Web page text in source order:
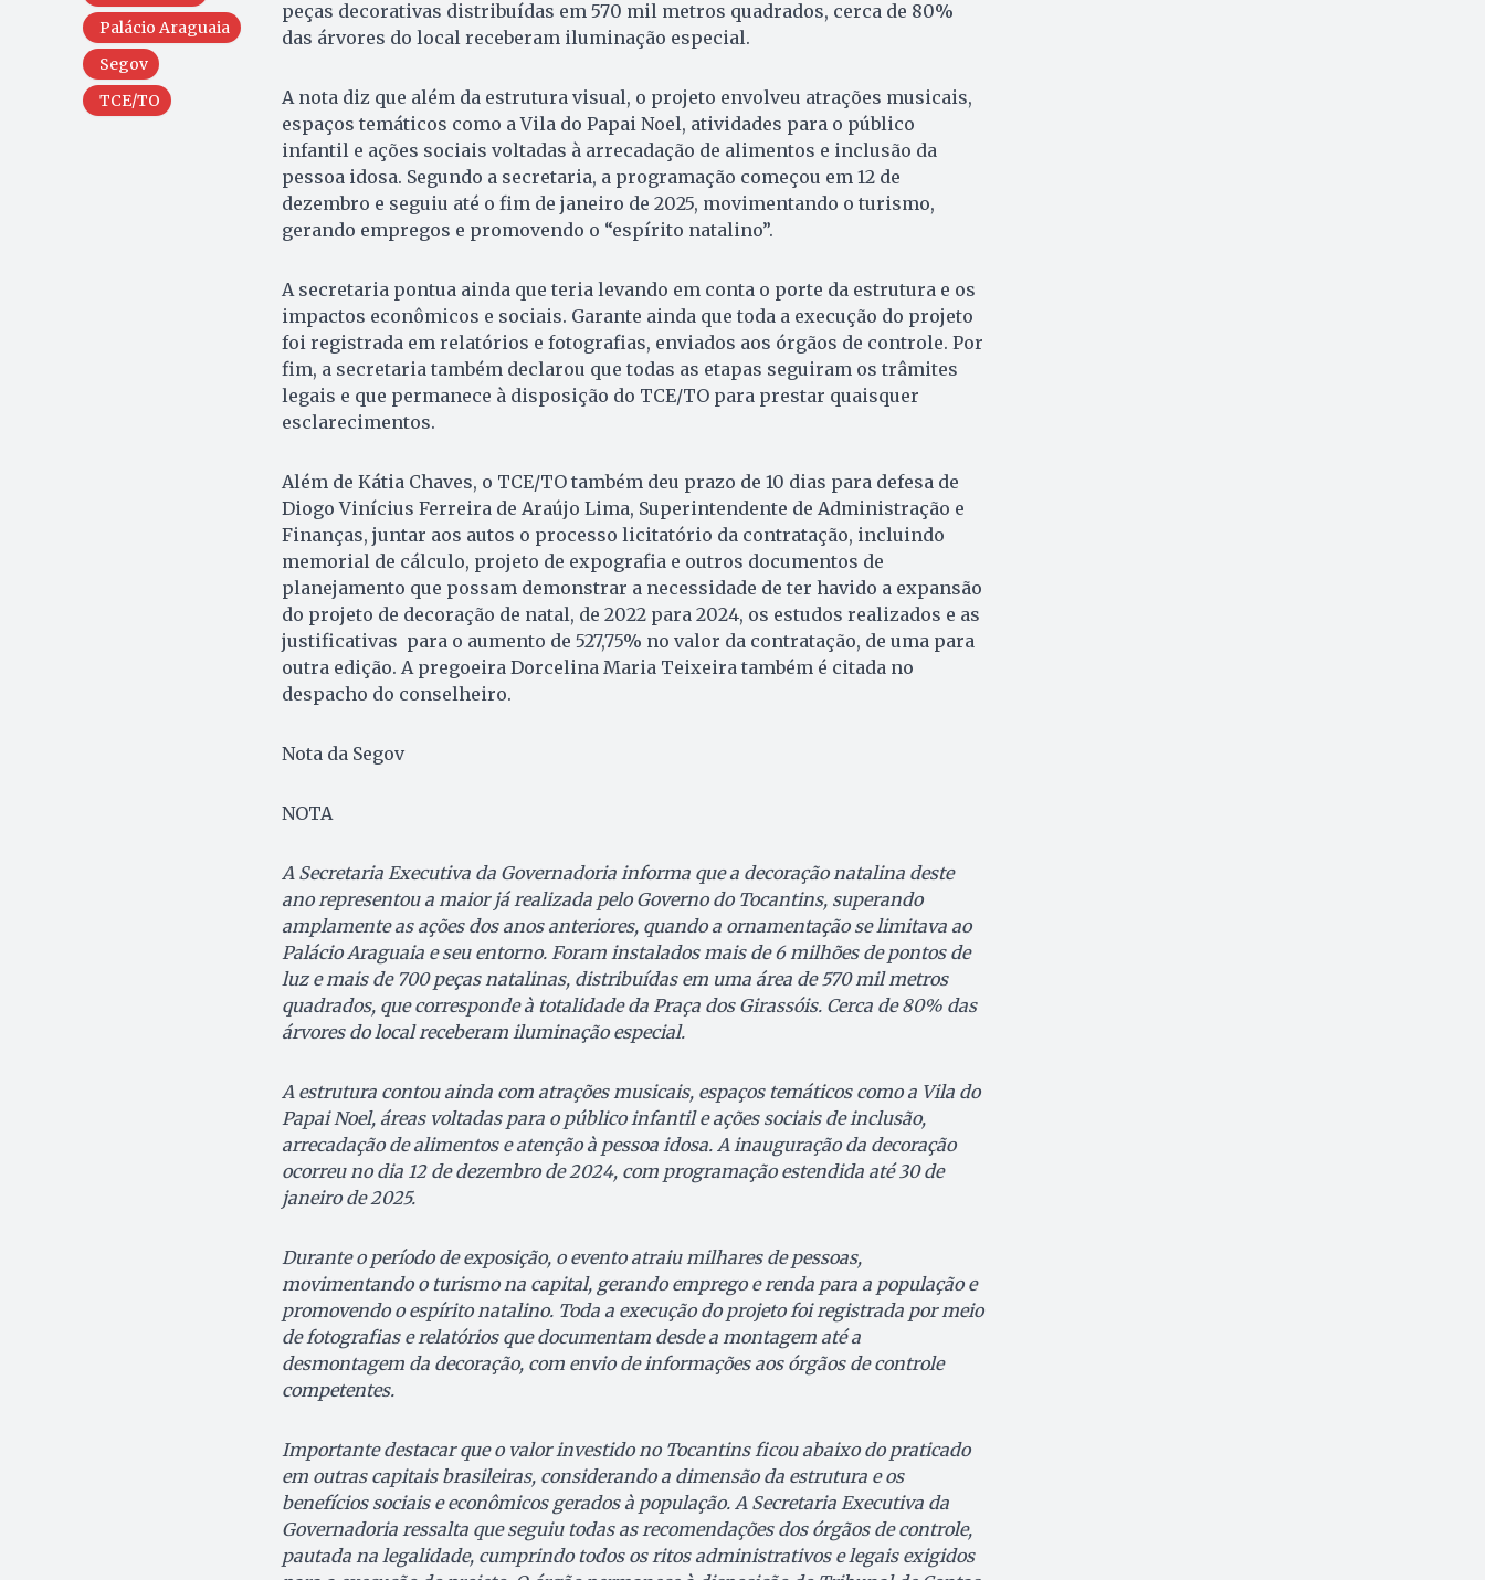
Palácio Araguaia
Segov
TCE/TO
peças decorativas distribuídas em 570 mil metros quadrados, cerca de 80%
das árvores do local receberam iluminação especial.
A nota diz que além da estrutura visual, o projeto envolveu atrações musicais,
espaços temáticos como a Vila do Papai Noel, atividades para o público
infantil e ações sociais voltadas à arrecadação de alimentos e inclusão da
pessoa idosa. Segundo a secretaria, a programação começou em 12 de
dezembro e seguiu até o fim de janeiro de 2025, movimentando o turismo,
gerando empregos e promovendo o “espírito natalino”.
A secretaria pontua ainda que teria levando em conta o porte da estrutura e os
impactos econômicos e sociais. Garante ainda que toda a execução do projeto
foi registrada em relatórios e fotografias, enviados aos órgãos de controle. Por
fim, a secretaria também declarou que todas as etapas seguiram os trâmites
legais e que permanece à disposição do TCE/TO para prestar quaisquer
esclarecimentos.
Além de Kátia Chaves, o TCE/TO também deu prazo de 10 dias para defesa de
Diogo Vinícius Ferreira de Araújo Lima, Superintendente de Administração e
Finanças, juntar aos autos o processo licitatório da contratação, incluindo
memorial de cálculo, projeto de expografia e outros documentos de
planejamento que possam demonstrar a necessidade de ter havido a expansão
do projeto de decoração de natal, de 2022 para 2024, os estudos realizados e as
justificativas para o aumento de 527,75% no valor da contratação, de uma para
outra edição. A pregoeira Dorcelina Maria Teixeira também é citada no
despacho do conselheiro.
Nota da Segov
NOTA
A Secretaria Executiva da Governadoria informa que a decoração natalina deste
ano representou a maior já realizada pelo Governo do Tocantins, superando
amplamente as ações dos anos anteriores, quando a ornamentação se limitava ao
Palácio Araguaia e seu entorno. Foram instalados mais de 6 milhões de pontos de
luz e mais de 700 peças natalinas, distribuídas em uma área de 570 mil metros
quadrados, que corresponde à totalidade da Praça dos Girassóis. Cerca de 80% das
árvores do local receberam iluminação especial.
A estrutura contou ainda com atrações musicais, espaços temáticos como a Vila do
Papai Noel, áreas voltadas para o público infantil e ações sociais de inclusão,
arrecadação de alimentos e atenção à pessoa idosa. A inauguração da decoração
ocorreu no dia 12 de dezembro de 2024, com programação estendida até 30 de
janeiro de 2025.
Durante o período de exposição, o evento atraiu milhares de pessoas,
movimentando o turismo na capital, gerando emprego e renda para a população e
promovendo o espírito natalino. Toda a execução do projeto foi registrada por meio
de fotografias e relatórios que documentam desde a montagem até a
desmontagem da decoração, com envio de informações aos órgãos de controle
competentes.
Importante destacar que o valor investido no Tocantins ficou abaixo do praticado
em outras capitais brasileiras, considerando a dimensão da estrutura e os
benefícios sociais e econômicos gerados à população. A Secretaria Executiva da
Governadoria ressalta que seguiu todas as recomendações dos órgãos de controle,
pautada na legalidade, cumprindo todos os ritos administrativos e legais exigidos